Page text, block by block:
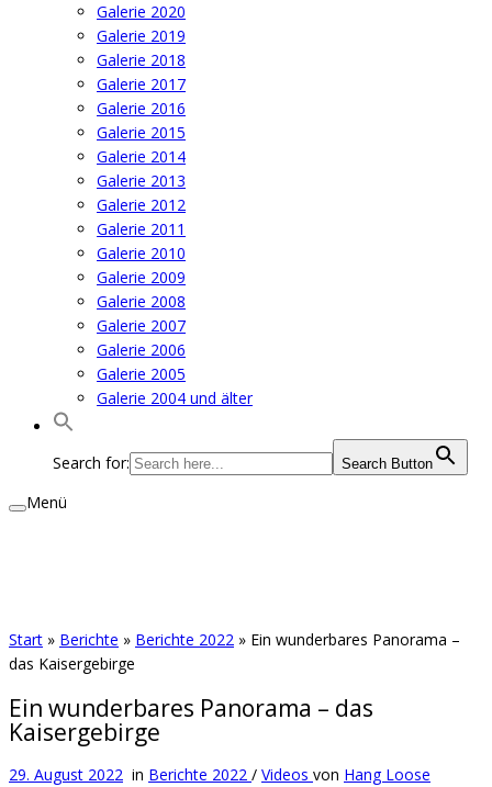
Galerie 2020
Galerie 2019
Galerie 2018
Galerie 2017
Galerie 2016
Galerie 2015
Galerie 2014
Galerie 2013
Galerie 2012
Galerie 2011
Galerie 2010
Galerie 2009
Galerie 2008
Galerie 2007
Galerie 2006
Galerie 2005
Galerie 2004 und älter
Search for: Search Button
Menü
Start » Berichte » Berichte 2022 » Ein wunderbares Panorama –
das Kaisergebirge
Ein wunderbares Panorama – das
Kaisergebirge
29. August 2022 in Berichte 2022 / Videos von Hang Loose